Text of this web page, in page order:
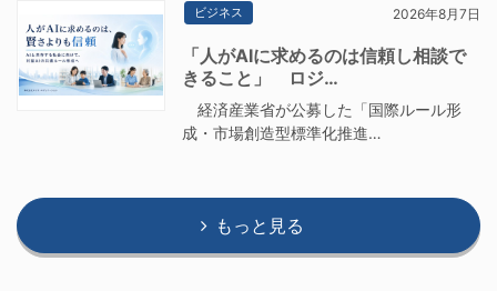
ビジネス 2026年8月7日
「人がAIに求めるのは信頼し相談で
きること」 ロジ…
経済産業省が公募した「国際ルール形
成・市場創造型標準化推進…
もっと見る